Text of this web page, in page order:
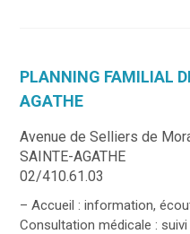
PLANNING FAMILIAL
AGATHE
Avenue de Selliers de
SAINTE-AGATHE
02/410.61.03
– Accueil : information,
Consultation médicale :